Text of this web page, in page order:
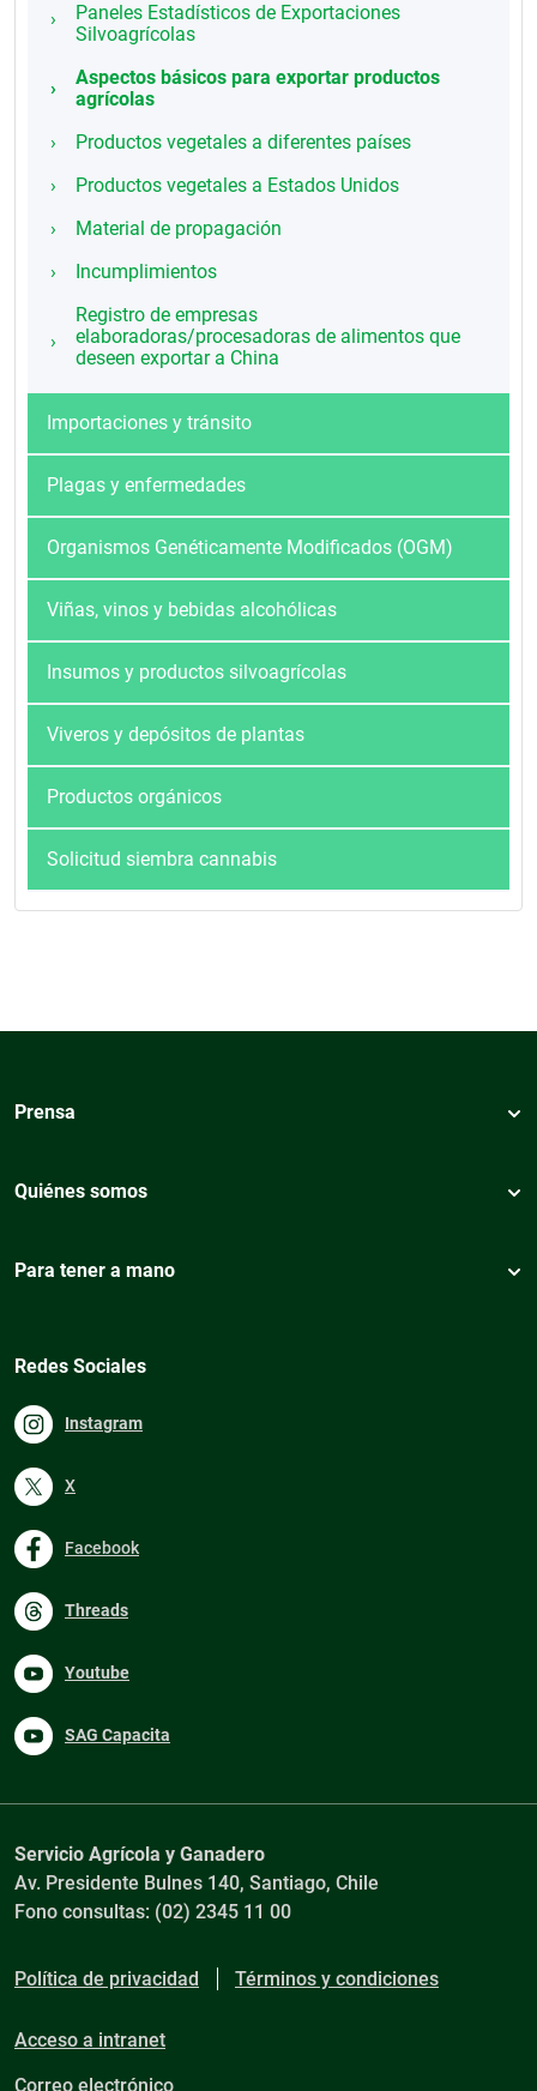
Paneles Estadísticos de Exportaciones
Silvoagrícolas
Aspectos básicos para exportar productos
agrícolas
Productos vegetales a diferentes países
Productos vegetales a Estados Unidos
Material de propagación
Incumplimientos
Registro de empresas
elaboradoras/procesadoras de alimentos que
deseen exportar a China
Importaciones y tránsito
Plagas y enfermedades
Organismos Genéticamente Modificados (OGM)
Viñas, vinos y bebidas alcohólicas
Insumos y productos silvoagrícolas
Viveros y depósitos de plantas
Productos orgánicos
Solicitud siembra cannabis
Prensa
Quiénes somos
Para tener a mano
Redes Sociales
Instagram
X
Facebook
Threads
Youtube
SAG Capacita
Servicio Agrícola y Ganadero
Av. Presidente Bulnes 140, Santiago, Chile
Fono consultas: (02) 2345 11 00
Política de privacidad Términos y condiciones
Acceso a intranet
Correo electrónico